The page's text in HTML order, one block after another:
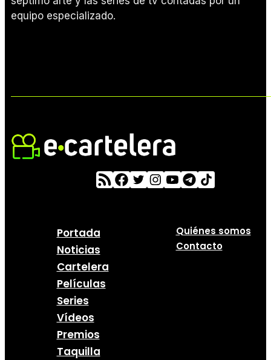
equipo especializado.
Portada
Noticias
Cartelera
Películas
Series
Vídeos
Premios
Taquilla
Quiénes somos
Contacto